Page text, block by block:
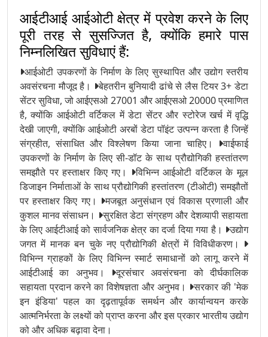
आईटीआई आईओटी क्षेत्र में प्रवेश करने के लिए
पूरी तरह से सुसज्जित है, क्योंकि हमारे पास
निम्नलिखित सुविधाएं हैं:
आईओटी उपकरणों के निर्माण के लिए सुस्थापित और उद्योग स्तरीय
अवसंरचना मौजूद है।
बेहतरीन बुनियादी ढांचे से लैस टियर 3+ डेटा
सेंटर सुविधा, जो आईएसओ 27001 और आईएसओ 20000 प्रमाणित
है, क्योंकि आईओटी वर्टिकल में डेटा सेंटर और स्टोरेज खर्च में वृद्धि
देखी जाएगी, क्योंकि आईओटी अरबों डेटा पॉइंट उत्पन्न करता है जिन्हें
संग्रहीत, संसाधित और विश्लेषण किया जाना चाहिए।
वाईफाई
उपकरणों के निर्माण के लिए सी-डॉट के साथ प्रौद्योगिकी हस्तांतरण
समझौते पर हस्ताक्षर किए गए।
विभिन्न आईओटी वर्टिकल के मूल
डिजाइन निर्माताओं के साथ प्रौद्योगिकी हस्तांतरण (टीओटी) समझौतों
पर हस्ताक्षर किए गए।
मजबूत अनुसंधान एवं विकास प्रणाली और
कुशल मानव संसाधन।
सुरक्षित डेटा संग्रहण और देशव्यापी सहायता
के लिए आईटीआई को सार्वजनिक क्षेत्र का दर्जा दिया गया है।
उद्योग
जगत में मानक बन चुके नए प्रौद्योगिकी क्षेत्रों में विविधीकरण।
विभिन्न ग्राहकों के लिए विभिन्न स्मार्ट समाधानों को लागू करने में
आईटीआई का अनुभव।
दूरसंचार अवसंरचना को दीर्घकालिक
सहायता प्रदान करने का विशेषज्ञता और अनुभव।
सरकार की 'मेक
इन इंडिया' पहल का दृढ़तापूर्वक समर्थन और कार्यान्वयन करके
आत्मनिर्भरता के लक्ष्यों को प्राप्त करना और इस प्रकार भारतीय उद्योग
को और अधिक बढ़ावा देना।